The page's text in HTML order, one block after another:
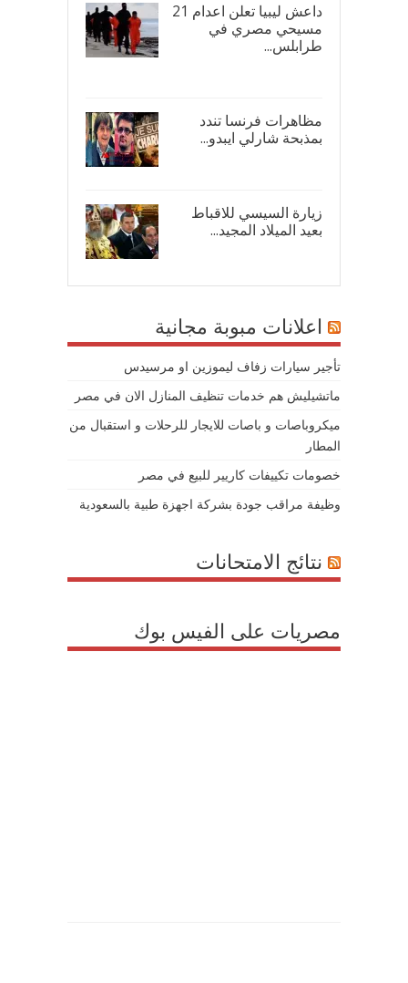
داعش ليبيا تعلن اعدام 21
مسيحي مصري في
طرابلس...
مظاهرات فرنسا تندد
بمذبحة شارلي ايبدو...
زيارة السيسي للاقباط
بعيد الميلاد المجيد...
اعلانات مبوبة مجانية
تأجير سيارات زفاف ليموزين او مرسيدس
ماتشيليش هم خدمات تنظيف المنازل الان في مصر
ميكروباصات و باصات للايجار للرحلات و استقبال من
المطار
خصومات تكييفات كاريير للبيع في مصر
وظيفة مراقب جودة بشركة اجهزة طبية بالسعودية
نتائج الامتحانات
مصريات على الفيس بوك